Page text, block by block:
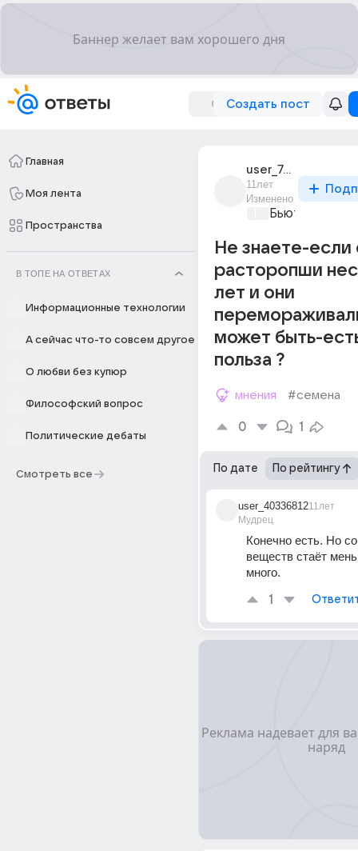
Создать пост
Главная
Моя лента
Пространства
В ТОПЕ НА ОТВЕТАХ
Информационные технологии
А сейчас что-то совсем другое
О любви без купюр
Философский вопрос
Политические дебаты
Смотреть все
user_76943509
11лет
Изменено
Бьютилэнд
Не знаете-
расторопши
лет и они
может быть-
польза ?
мнения #семена
0 1
По дате По рейтингу
user_40336812
Мудрец
11лет
Конечно есть. Но
веществ стаёт
много.
1